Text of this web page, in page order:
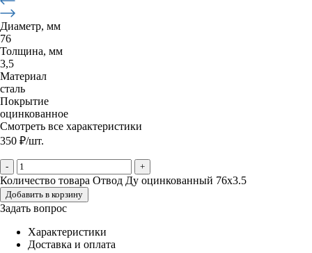
Диаметр, мм
76
Толщина, мм
3,5
Материал
сталь
Покрытие
оцинкованное
Смотреть все характеристики
350 ₽/шт.
- +
Количество товара Отвод Ду оцинкованный 76х3.5
Добавить в корзину
Задать вопрос
Характеристики
Доставка и оплата